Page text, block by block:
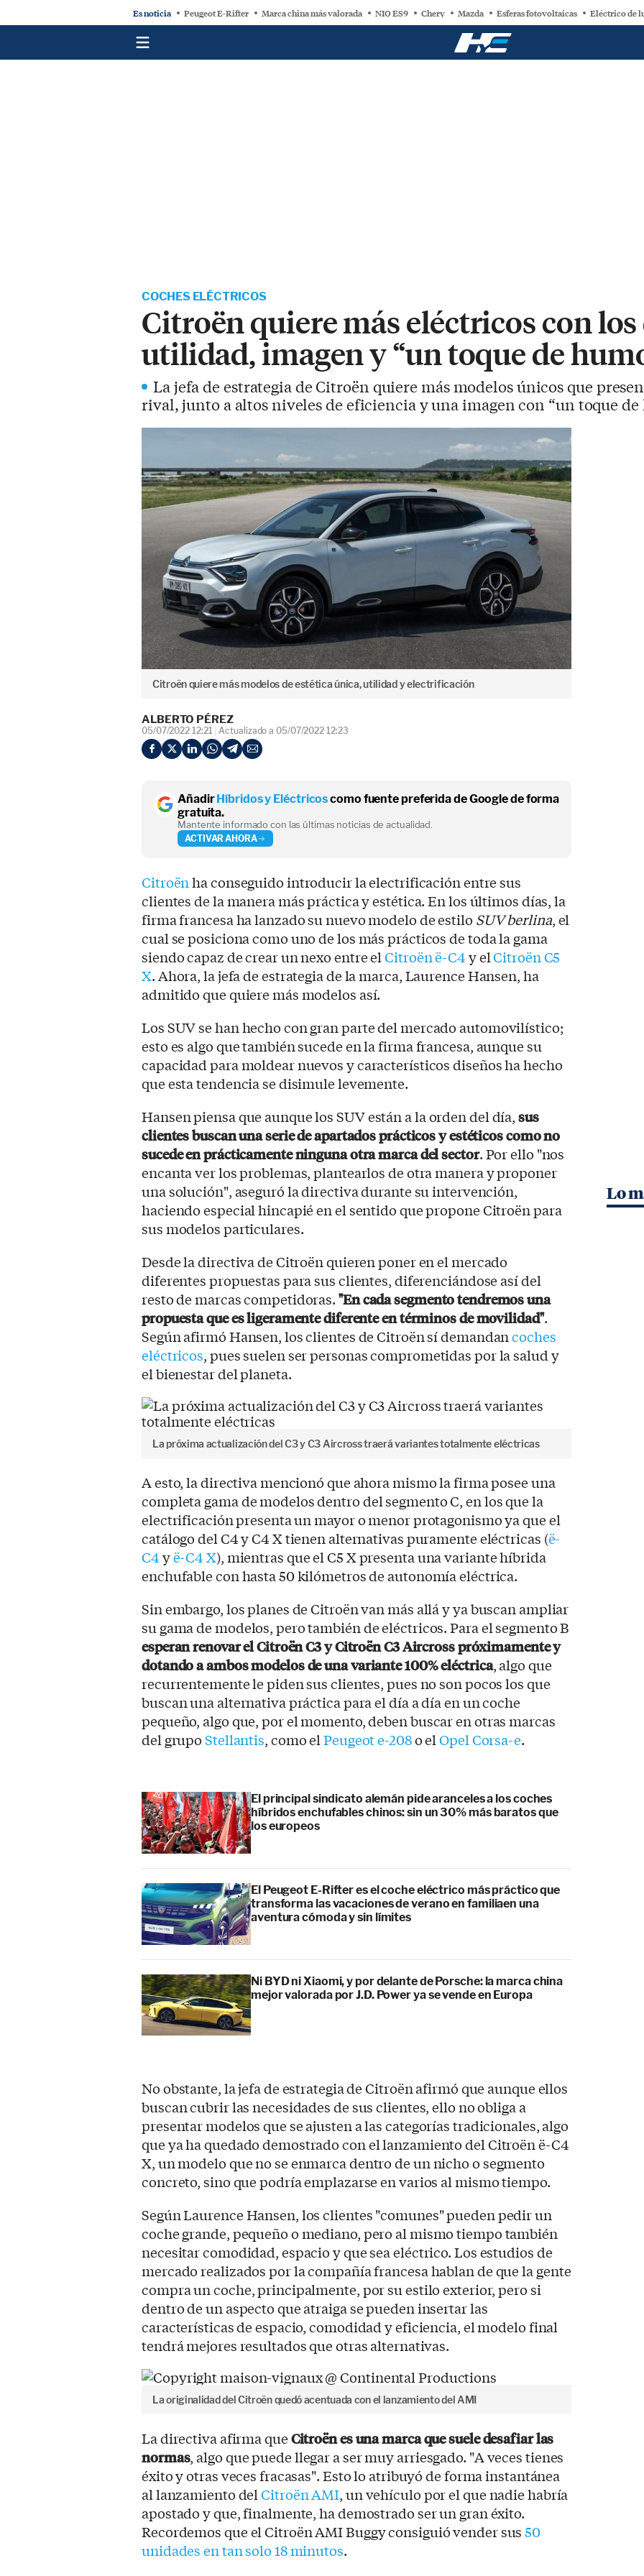
Es noticia Peugeot E-Rifter Marca china más valorada NIO ES9 Chery Mazda Esferas fotovoltaicas Eléctrico de
COCHES ELÉCTRICOS
Citroën quiere más eléctricos con
utilidad, imagen y “un toque de
La jefa de estrategia de Citroën quiere más modelos únicos que
rival, junto a altos niveles de eficiencia y una imagen con “un toque de
Citroën quiere más modelos de estética única, utilidad y electrificación
ALBERTO PÉREZ
05/07/2022 12:21 Actualizado a 05/07/2022 12:23
AñadirHíbridos y Eléctricoscomo fuente preferida de Google de forma
gratuita.
Mantente informado con las últimas noticias de actualidad.
ACTIVAR AHORA
Citroënha conseguido introducir la electrificación entre sus
clientes de la manera más práctica y estética. En los últimos días, la
firma francesa ha lanzado su nuevo modelo de estilo SUV berlina, el
cual se posiciona como uno de los más prácticos de toda la gama
siendo capaz de crear un nexo entre elCitroën ë-C4y elCitroën C5
X. Ahora, la jefa de estrategia de la marca, Laurence Hansen, ha
admitido que quiere más modelos así.
Los SUV se han hecho con gran parte del mercado automovilístico;
esto es algo que también sucede en la firma francesa, aunque su
capacidad para moldear nuevos y característicos diseños ha hecho
que esta tendencia se disimule levemente.
Hansen piensa que aunque los SUV están a la orden del día,sus
clientes buscan una serie de apartados prácticos y estéticos como no
sucede en prácticamente ninguna otra marca del sector. Por ello "nos
encanta ver los problemas, plantearlos de otra manera y proponer
una solución", aseguró la directiva durante su intervención,
haciendo especial hincapié en el sentido que propone Citroën para
sus modelos particulares.
Desde la directiva de Citroën quieren poner en el mercado
diferentes propuestas para sus clientes, diferenciándose así del
resto de marcas competidoras."En cada segmento tendremos una
propuesta que es ligeramente diferente en términos de movilidad".
Según afirmó Hansen, los clientes de Citroën sí demandancoches
eléctricos, pues suelen ser personas comprometidas por la salud y
el bienestar del planeta.
La próxima actualización del C3 y C3 Aircross traerá variantes totalmente eléctricas
A esto, la directiva mencionó que ahora mismo la firma posee una
completa gama de modelos dentro del segmento C, en los que la
electrificación presenta un mayor o menor protagonismo ya que el
catálogo del C4 y C4 X tienen alternativas puramente eléctricas (ë-
C4yë-C4 X), mientras que el C5 X presenta una variante híbrida
enchufable con hasta 50 kilómetros de autonomía eléctrica.
Sin embargo, los planes de Citroën van más allá y ya buscan ampliar
su gama de modelos, pero también de eléctricos. Para el segmento B
esperan renovar el Citroën C3 y Citroën C3 Aircross próximamente y
dotando a ambos modelos de una variante 100% eléctrica, algo que
recurrentemente le piden sus clientes, pues no son pocos los que
buscan una alternativa práctica para el día a día en un coche
pequeño, algo que, por el momento, deben buscar en otras marcas
del grupoStellantis, como elPeugeot e-208o elOpel Corsa-e.
El principal sindicato alemán pide aranceles a los coches
híbridos enchufables chinos: sin un 30% más baratos que
los europeos
El Peugeot E-Rifter es el coche eléctrico más práctico que
transforma las vacaciones de verano en familiaen una
aventura cómoda y sin límites
Ni BYD ni Xiaomi, y por delante de Porsche: la marca china
mejor valorada por J.D. Power ya se vende en Europa
No obstante, la jefa de estrategia de Citroën afirmó que aunque ellos
buscan cubrir las necesidades de sus clientes, ello no obliga a
presentar modelos que se ajusten a las categorías tradicionales, algo
que ya ha quedado demostrado con el lanzamiento del Citroën ë-C4
X, un modelo que no se enmarca dentro de un nicho o segmento
concreto, sino que podría emplazarse en varios al mismo tiempo.
Según Laurence Hansen, los clientes "comunes" pueden pedir un
coche grande, pequeño o mediano, pero al mismo tiempo también
necesitar comodidad, espacio y que sea eléctrico. Los estudios de
mercado realizados por la compañía francesa hablan de que la gente
compra un coche, principalmente, por su estilo exterior, pero si
dentro de un aspecto que atraiga se pueden insertar las
características de espacio, comodidad y eficiencia, el modelo final
tendrá mejores resultados que otras alternativas.
La originalidad del Citroën quedó acentuada con el lanzamiento del AMI
La directiva afirma queCitroën es una marca que suele desafiar las
normas, algo que puede llegar a ser muy arriesgado. "A veces tienes
éxito y otras veces fracasas". Esto lo atribuyó de forma instantánea
al lanzamiento delCitroën AMI, un vehículo por el que nadie habría
apostado y que, finalmente, ha demostrado ser un gran éxito.
Recordemos que el Citroën AMI Buggy consiguió vender sus50
unidades en tan solo 18 minutos.
Lo